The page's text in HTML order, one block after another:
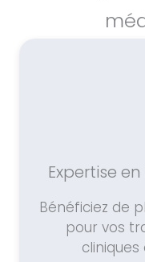
Expertise
Bénéficiez de
pour vos